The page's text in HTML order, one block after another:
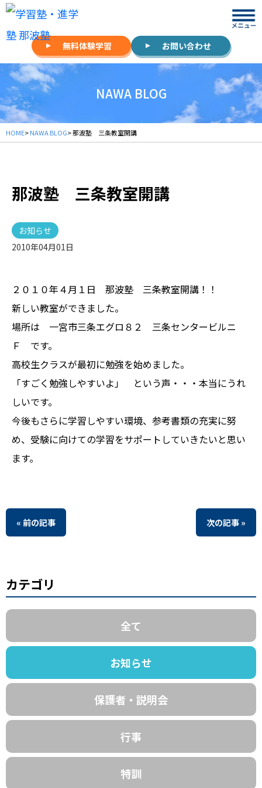
無料体験学習 お問い合わせ
NAWA BLOG
HOME>NAWA BLOG> 那波塾 三条教室開講
那波塾 三条教室開講
お知らせ
2010年04月01日
２０１０年４月１日 那波塾 三条教室開講！！
新しい教室ができました。
場所は 一宮市三条エグロ８２ 三条センタービルニ
Ｆ です。
高校生クラスが最初に勉強を始めました。
「すごく勉強しやすいよ」 という声・・・本当にうれ
しいです。
今後もさらに学習しやすい環境、参考書類の充実に努
め、受験に向けての学習をサポートしていきたいと思い
ます。
« 前の記事 次の記事 »
カテゴリ
全て
お知らせ
保護者・説明会
行事
特訓